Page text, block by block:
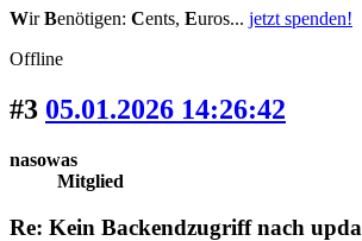
WirBenötigen: Cents, Euros... jetzt spenden!
Offline
#3 05.01.2026 14:26:42
nasowas
Mitglied
Re: Kein Backendzugriff nach